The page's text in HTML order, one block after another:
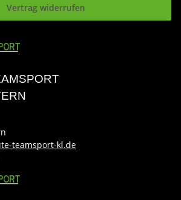
Vertrag widerrufen
teamsport-kl.de